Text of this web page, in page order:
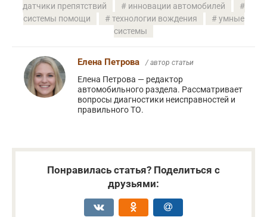
датчики препятствий
инновации автомобилей
системы помощи
технологии вождения
умные
системы
Елена Петрова / автор статьи
Елена Петрова — редактор
автомобильного раздела. Рассматривает
вопросы диагностики неисправностей и
правильного ТО.
Понравилась статья? Поделиться с
друзьями: